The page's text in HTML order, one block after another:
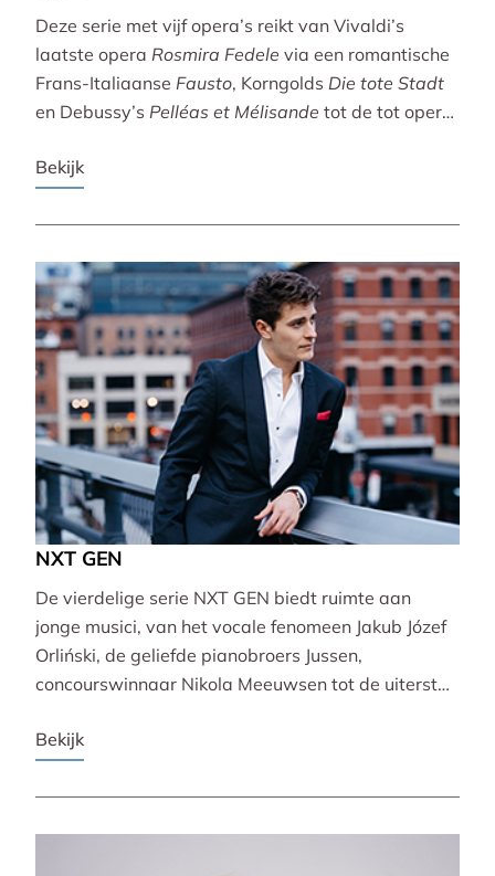
Deze serie met vijf opera’s reikt van Vivaldi’s
laatste opera Rosmira Fedele via een romantische
Frans-Italiaanse Fausto, Korngolds Die tote Stadt
en Debussy’s Pelléas et Mélisande tot de tot opera
Vivaldi wordt gebracht door de Accademia
opera’s tekenen het Radio Filharmonisch Orkest en
Bekijk
NXT GEN
De vierdelige serie NXT GEN biedt ruimte aan
jonge musici, van het vocale fenomeen Jakub Józef
Orliński, de geliefde pianobroers Jussen,
concourswinnaar Nikola Meeuwsen tot de uiterst
programma’s van barok tot wereldpremière.
Bekijk